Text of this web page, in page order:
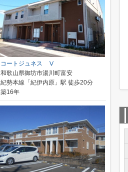
コートジュネス Ⅴ
和歌山県御坊市湯川町富安
紀勢本線「紀伊内原」駅 徒歩20分
築16年